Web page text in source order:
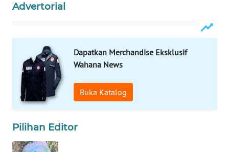
Advertorial
Dapatkan Merchandise Eksklusif
Wahana News
Buka Katalog
Pilihan Editor
WAHANA
WAHANA
ADVOKAT
WAHANA
INFRASTRUKTUR
WAHANA